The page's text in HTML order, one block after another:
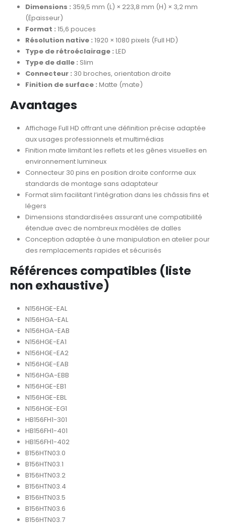
Dimensions : 359,5 mm (L) × 223,8 mm (H) × 3,2 mm
(Épaisseur)
Format : 15,6 pouces
Résolution native : 1920 × 1080 pixels (Full HD)
Type de rétroéclairage : LED
Type de dalle : Slim
Connecteur : 30 broches, orientation droite
Finition de surface : Matte (mate)
Avantages
Affichage Full HD offrant une définition précise adaptée
aux usages professionnels et multimédias
Finition mate limitant les reflets et les gênes visuelles en
environnement lumineux
Connecteur 30 pins en position droite conforme aux
standards de montage sans adaptateur
Format slim facilitant l’intégration dans les châssis fins et
légers
Dimensions standardisées assurant une compatibilité
étendue avec de nombreux modèles de dalles
Conception adaptée à une manipulation en atelier pour
des remplacements rapides et sécurisés
Références compatibles (liste
non exhaustive)
N156HGE-EAL
N156HGA-EAL
N156HGA-EAB
N156HGE-EA1
N156HGE-EA2
N156HGE-EAB
N156HGA-EBB
N156HGE-EB1
N156HGE-EBL
N156HGE-EG1
HB156FH1-301
HB156FH1-401
HB156FH1-402
B156HTN03.0
B156HTN03.1
B156HTN03.2
B156HTN03.4
B156HTN03.5
B156HTN03.6
B156HTN03.7